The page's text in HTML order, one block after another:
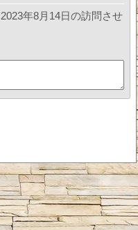
2023年8月14日の訪問させ